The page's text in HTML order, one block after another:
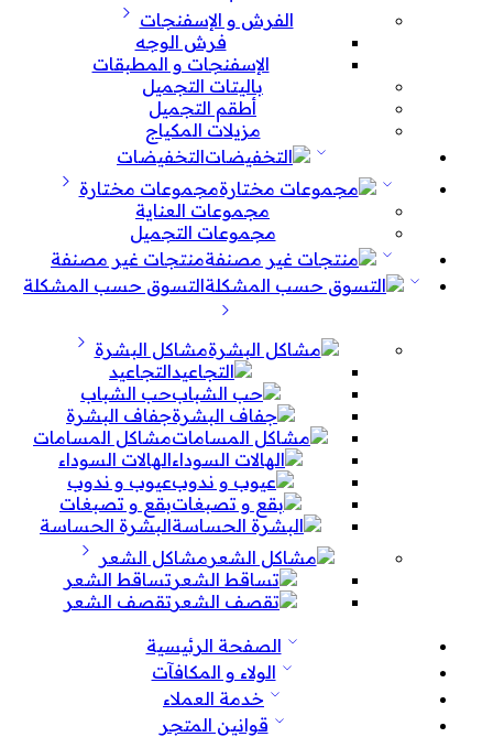
الفرش و الإسفنجات
فرش الوجه
الإسفنجات و المطبقات
باليتات التجميل
أطقم التجميل
مزيلات المكياج
التخفيضات
مجموعات مختارة
مجموعات العناية
مجموعات التجميل
منتجات غير مصنفة
التسوق حسب المشكلة
مشاكل البشرة
التجاعيد
حب الشباب
جفاف البشرة
مشاكل المسامات
الهالات السوداء
عيوب و ندوب
بقع و تصبغات
البشرة الحساسة
مشاكل الشعر
تساقط الشعر
تقصف الشعر
الصفحة الرئيسية
الولاء و المكافآت
خدمة العملاء
قوانين المتجر